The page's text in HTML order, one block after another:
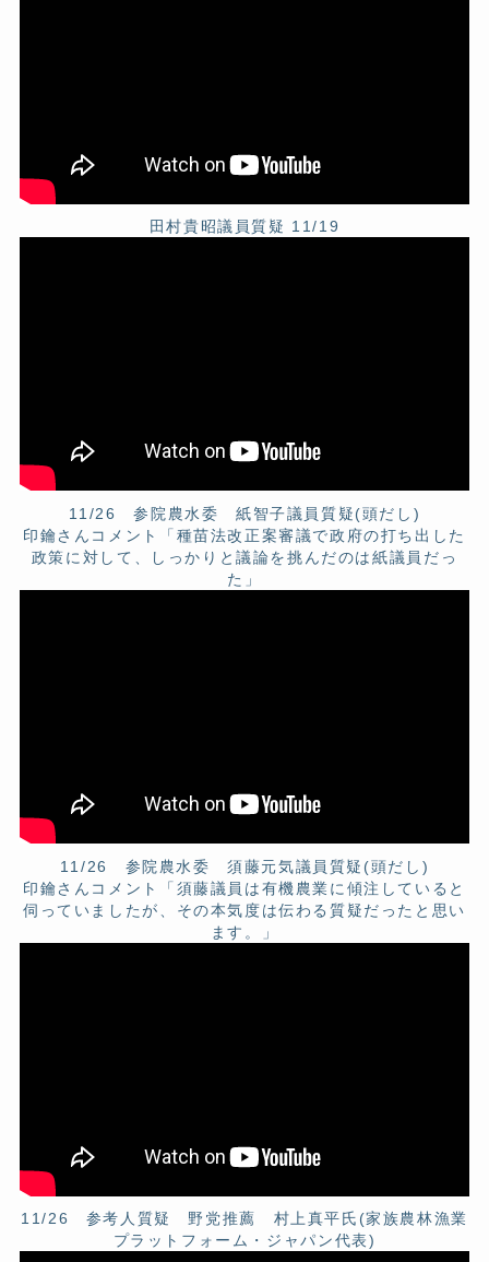
田村貴昭議員質疑 11/19
11/26 参院農水委 紙智子議員質疑(頭だし)
印鑰さんコメント「種苗法改正案審議で政府の打ち出した
政策に対して、しっかりと議論を挑んだのは紙議員だっ
た」
11/26 参院農水委 須藤元気議員質疑(頭だし)
印鑰さんコメント「須藤議員は有機農業に傾注していると
伺っていましたが、その本気度は伝わる質疑だったと思い
ます。」
11/26 参考人質疑 野党推薦 村上真平氏(家族農林漁業
プラットフォーム・ジャパン代表)